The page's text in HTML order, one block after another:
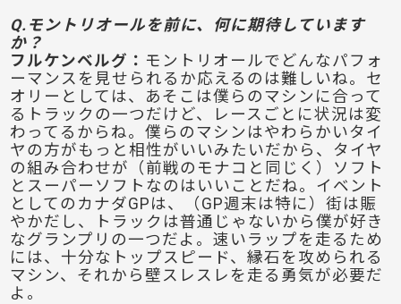
Q.モントリオールを前に、何に期待しています
か？
フルケンベルグ： モントリオールでどんなパフォ
ーマンスを見せられるか応えるのは難しいね。セ
オリーとしては、あそこは僕らのマシンに合って
るトラックの一つだけど、レースごとに状況は変
わってるからね。僕らのマシンはやわらかいタイ
ヤの方がもっと相性がいいみたいだから、タイヤ
の組み合わせが（前戦のモナコと同じく）ソフト
とスーパーソフトなのはいいことだね。イベント
としてのカナダGPは、（GP週末は特に）街は賑
やかだし、トラックは普通じゃないから僕が好き
なグランプリの一つだよ。速いラップを走るため
には、十分なトップスピード、縁石を攻められる
マシン、それから壁スレスレを走る勇気が必要だ
よ。